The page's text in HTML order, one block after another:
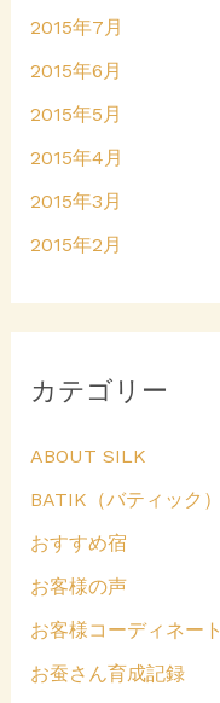
2015年7月
2015年6月
2015年5月
2015年4月
2015年3月
2015年2月
カテゴリー
ABOUT SILK
BATIK（バティック）
おすすめ宿
お客様の声
お客様コーディネート
お蚕さん育成記録